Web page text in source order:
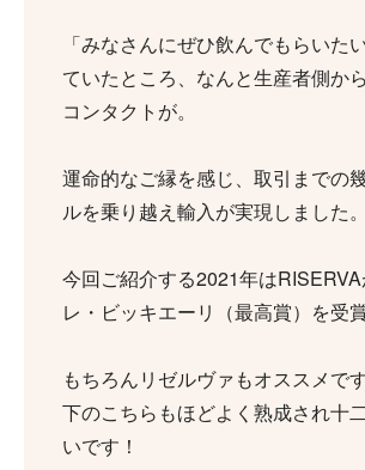
「みなさんにぜひ飲んでもらいた
ていたところ、なんと生産者側か
コンタクトが。
運命的なご縁を感じ、取引までの
ルを乗り越え輸入が実現しました。
今回ご紹介する2021年はRISERVA
レ・ビッキエーリ（最高賞）を受
もちろんリゼルヴァもオススメで
下のこちらもほどよく熟成され十
いです！